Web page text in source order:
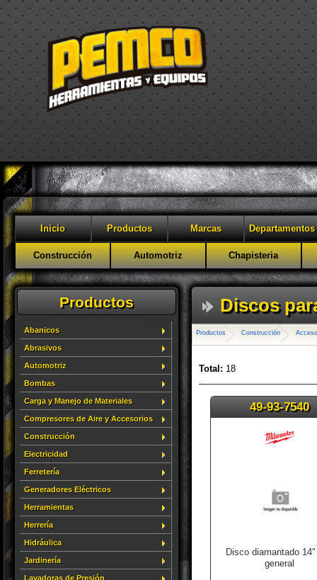
Inicio Productos Marcas Departamentos
Construcción Automotriz Chapisteria
Productos
Abanicos
Abrasivos
Automotriz
Bombas
Carga y Manejo de Materiales
Compresores de Aire y Accesorios
Construcción
Electricidad
Ferretería
Generadores Eléctricos
Herramientas
Herrería
Hidráulica
Jardinería
Lavadoras de Presión
Discos
Productos Construcción
Total: 18
49-93-7540
Disco diamantado
general